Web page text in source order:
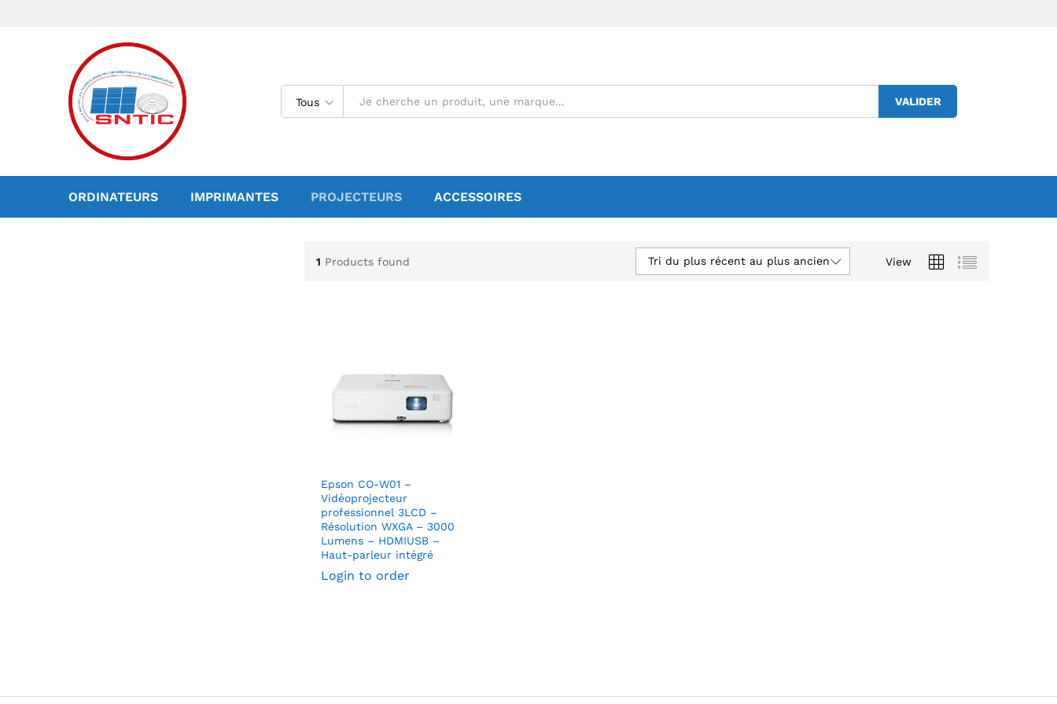
Tous VALIDER
ORDINATEURS IMPRIMANTES PROJECTEURS ACCESSOIRES
1 Products found View
Tri du plus récent au plus ancien
Epson CO-W01 –
Vidéoprojecteur
professionnel 3LCD –
Résolution WXGA – 3000
Lumens – HDMIUSB –
Haut-parleur intégré
Login to order